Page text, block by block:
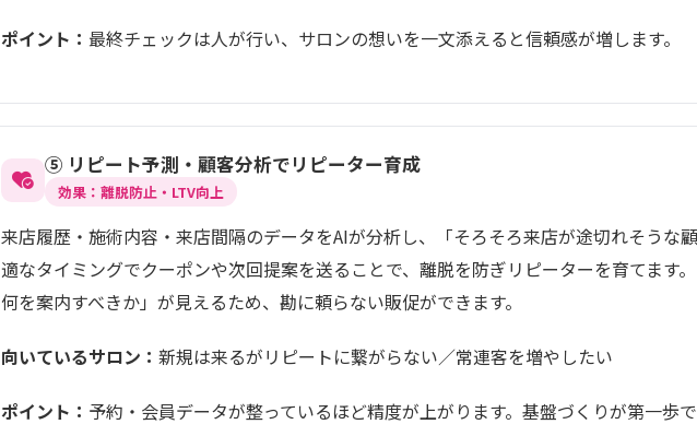
ポイント： 最終チェックは人が行い、サロンの想いを一文添えると信頼感が増します。
⑤ リピート予測・顧客分析でリピーター育成
効果：離脱防止・LTV向上
来店履歴・施術内容・来店間隔のデータをAIが分析し、「そろそろ来店が途切れそうな
適なタイミングでクーポンや次回提案を送ることで、離脱を防ぎリピーターを育てます
何を案内すべきか」が見えるため、勘に頼らない販促ができます。
向いているサロン： 新規は来るがリピートに繋がらない／常連客を増やしたい
ポイント： 予約・会員データが整っているほど精度が上がります。基盤づくりが第一歩で